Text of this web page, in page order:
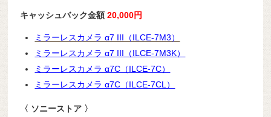
キャッシュバック金額20,000円
ミラーレスカメラ α7 III（ILCE-7M3）
ミラーレスカメラ α7 III（ILCE-7M3K）
ミラーレスカメラ α7C（ILCE-7C）
ミラーレスカメラ α7C（ILCE-7CL）
〈 ソニーストア 〉